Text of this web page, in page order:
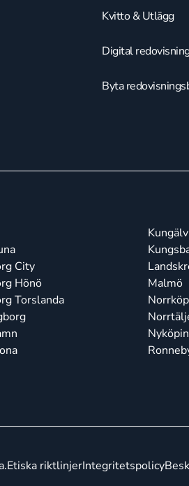
Kvitto & Utlägg
Digital
Byta
City
Hönö
Torslanda
Kungälv
Malmö
Etiska riktlinjerIntegritetspolicy